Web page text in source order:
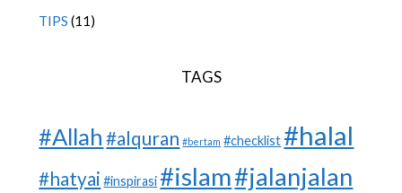
TIPS (11)
TAGS
#Allah #alquran #bertam #checklist #halal
#hatyai #inspirasi #islam#jalanjalan